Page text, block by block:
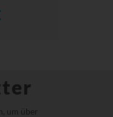
um über